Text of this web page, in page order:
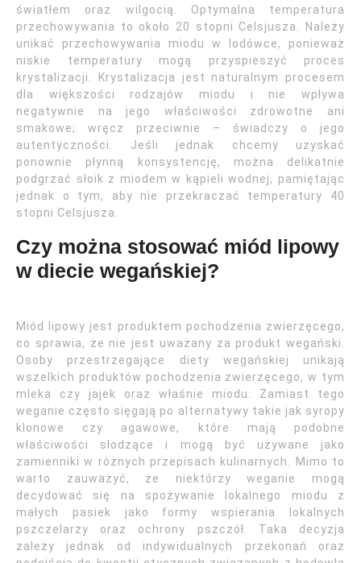
światłem oraz wilgocią. Optymalna temperatura
przechowywania to około 20 stopni Celsjusza. Należy
unikać przechowywania miodu w lodówce, ponieważ
niskie temperatury mogą przyspieszyć proces
krystalizacji. Krystalizacja jest naturalnym procesem
dla większości rodzajów miodu i nie wpływa
negatywnie na jego właściwości zdrowotne ani
smakowe; wręcz przeciwnie – świadczy o jego
autentyczności. Jeśli jednak chcemy uzyskać
ponownie płynną konsystencję, można delikatnie
podgrzać słoik z miodem w kąpieli wodnej, pamiętając
jednak o tym, aby nie przekraczać temperatury 40
stopni Celsjusza.
Czy można stosować miód lipowy
w diecie wegańskiej?
Miód lipowy jest produktem pochodzenia zwierzęcego,
co sprawia, że nie jest uważany za produkt wegański.
Osoby przestrzegające diety wegańskiej unikają
wszelkich produktów pochodzenia zwierzęcego, w tym
mleka czy jajek oraz właśnie miodu. Zamiast tego
weganie często sięgają po alternatywy takie jak syropy
klonowe czy agawowe, które mają podobne
właściwości słodzące i mogą być używane jako
zamienniki w różnych przepisach kulinarnych. Mimo to
warto zauważyć, że niektórzy weganie mogą
decydować się na spożywanie lokalnego miodu z
małych pasiek jako formy wspierania lokalnych
pszczelarzy oraz ochrony pszczół. Taka decyzja
zależy jednak od indywidualnych przekonań oraz